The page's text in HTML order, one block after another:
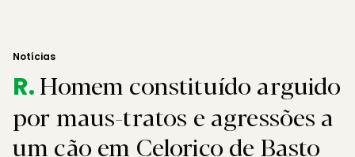
Notícias
R.Homem constituído arguido
por maus-tratos e agressões a
um cão em Celorico de Basto